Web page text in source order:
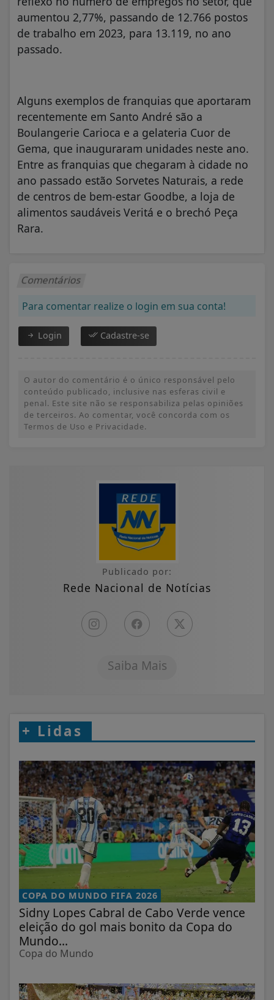
aumentou 2,77%, passando de 12.766 postos
de trabalho em 2023, para 13.119, no ano
passado.
Alguns exemplos de franquias que aportaram
recentemente em Santo André são a
Boulangerie Carioca e a gelateria Cuor de
Gema, que inauguraram unidades neste ano.
Entre as franquias que chegaram à cidade no
ano passado estão Sorvetes Naturais, a rede
de centros de bem-estar Goodbe, a loja de
alimentos saudáveis Veritá e o brechó Peça
Rara.
Comentários
Para comentar realize o login em sua conta!
Login Cadastre-se
O autor do comentário é o único responsável pelo
conteúdo publicado, inclusive nas esferas civil e
penal. Este site não se responsabiliza pelas opiniões
de terceiros. Ao comentar, você concorda com os
Termos de Uso e Privacidade.
Publicado por:
Rede Nacional de Notícias
Saiba Mais
+ Lidas
COPA DO MUNDO FIFA 2026
Sidny Lopes Cabral de Cabo Verde vence
eleição do gol mais bonito da Copa do
Mundo...
Copa do Mundo